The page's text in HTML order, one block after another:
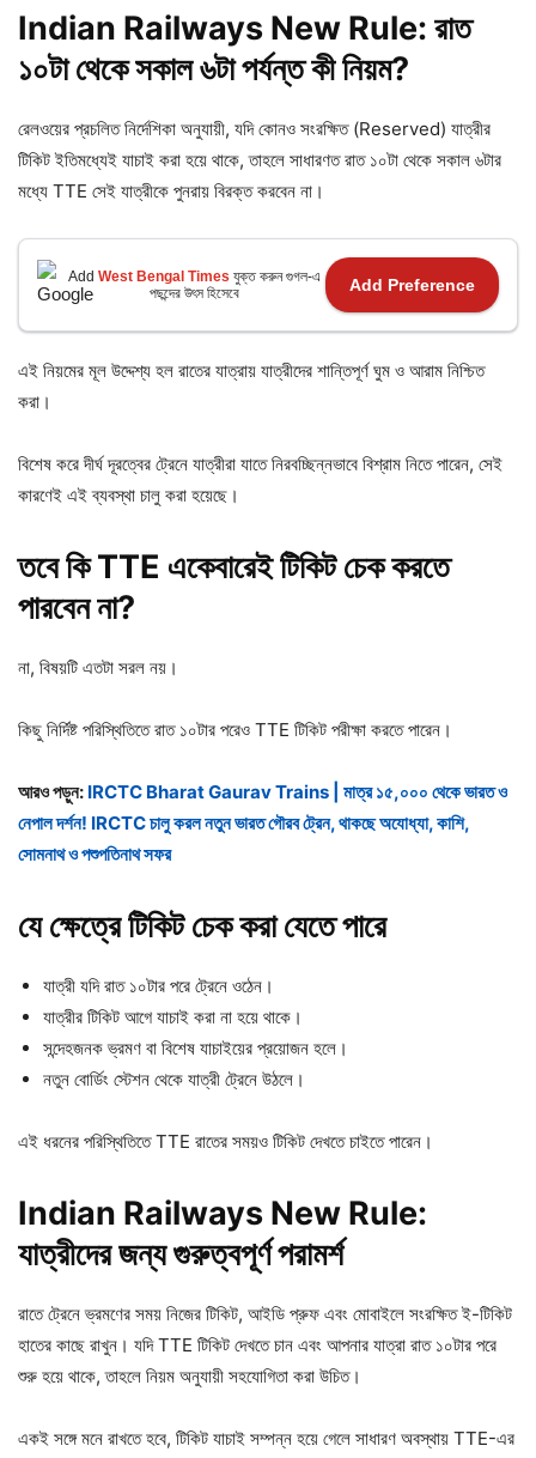
Indian Railways New Rule: রাত
১০টাথেকেসকাল৬টাপর্যন্তকীনিয়ম?
রেলওয়ের প্রচলিত নির্দেশিকা অনুযায়ী, যদি কোনও সংরক্ষিত (Reserved) যাত্রীর
টিকিট ইতিমধ্যেই যাচাই করা হয়ে থাকে, তাহলে সাধারণত রাত ১০টা থেকে সকাল ৬টার
মধ্যে TTE সেই যাত্রীকে পুনরায় বিরক্ত করবেন না।
Add West Bengal Times যুক্ত করুন গুগল-এ
পছন্দের উৎস হিসেবে
Add Preference
এই নিয়মের মূল উদ্দেশ্য হল রাতের যাত্রায় যাত্রীদের শান্তিপূর্ণ ঘুম ও আরাম নিশ্চিত
করা।
বিশেষ করে দীর্ঘ দূরত্বের ট্রেনে যাত্রীরা যাতে নিরবচ্ছিন্নভাবে বিশ্রাম নিতে পারেন, সেই
কারণেই এই ব্যবস্থা চালু করা হয়েছে।
তবেকি TTE একেবারেইটিকিটচেককরতে
পারবেননা?
না, বিষয়টি এতটা সরল নয়।
কিছু নির্দিষ্ট পরিস্থিতিতে রাত ১০টার পরেও TTE টিকিট পরীক্ষা করতে পারেন।
আরও পড়ুন: IRCTC Bharat Gaurav Trains | মাত্র ১৫,০০০ থেকে ভারত ও
নেপাল দর্শন! IRCTC চালু করল নতুন ভারত গৌরব ট্রেন, থাকছে অযোধ্যা, কাশি,
সোমনাথ ও পশুপতিনাথ সফর
যেক্ষেত্রেটিকিটচেককরাযেতেপারে
যাত্রী যদি রাত ১০টার পরে ট্রেনে ওঠেন।
যাত্রীর টিকিট আগে যাচাই করা না হয়ে থাকে।
সন্দেহজনক ভ্রমণ বা বিশেষ যাচাইয়ের প্রয়োজন হলে।
নতুন বোর্ডিং স্টেশন থেকে যাত্রী ট্রেনে উঠলে।
এই ধরনের পরিস্থিতিতে TTE রাতের সময়ও টিকিট দেখতে চাইতে পারেন।
Indian Railways New Rule:
যাত্রীদেরজন্যগুরুত্বপূর্ণপরামর্শ
রাতে ট্রেনে ভ্রমণের সময় নিজের টিকিট, আইডি প্রুফ এবং মোবাইলে সংরক্ষিত ই-টিকিট
হাতের কাছে রাখুন। যদি TTE টিকিট দেখতে চান এবং আপনার যাত্রা রাত ১০টার পরে
শুরু হয়ে থাকে, তাহলে নিয়ম অনুযায়ী সহযোগিতা করা উচিত।
একই সঙ্গে মনে রাখতে হবে, টিকিট যাচাই সম্পন্ন হয়ে গেলে সাধারণ অবস্থায় TTE-এর